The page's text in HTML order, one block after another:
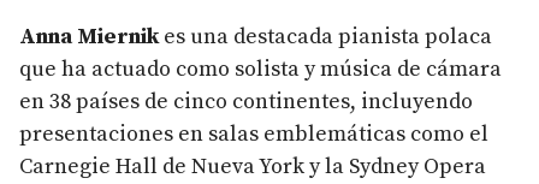
Anna Miernikes una destacada pianista polaca
que ha actuado como solista y música de cámara
en 38 países de cinco continentes, incluyendo
presentaciones en salas emblemáticas como el
Carnegie Hall de Nueva York y la Sydney Opera